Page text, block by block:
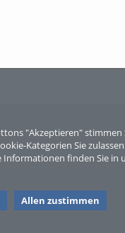
"Akzeptieren" stimmen
Kategorien Sie
Informationen finden Sie in
Allen zustimmen